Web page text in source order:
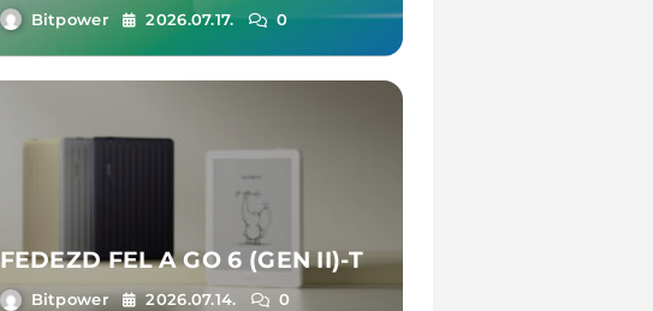
Bitpower 2026.07.17. 0
FEDEZD FEL A GO 6 (GEN II)-T
Bitpower 2026.07.14. 0